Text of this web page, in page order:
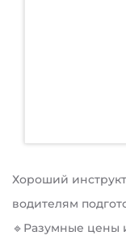
Хороший
водителям
🔹Разумные цены